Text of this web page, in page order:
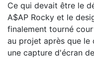
Ce qui devait être le
A$AP Rocky et le
finalement tourné
au projet après que le
une capture d'écran